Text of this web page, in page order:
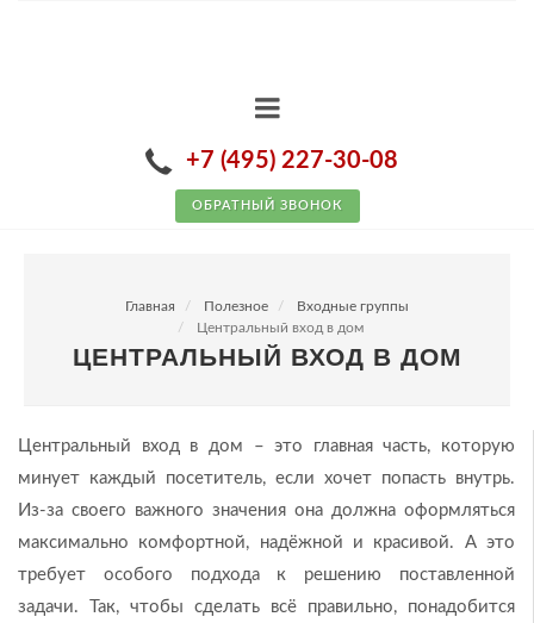
+7 (495) 227-30-08
ОБРАТНЫЙ ЗВОНОК
Главная Полезное
Входные группы
Центральный вход в дом
ЦЕНТРАЛЬНЫЙ ВХОД В ДОМ
Центральный вход в дом – это главная часть, которую
минует каждый посетитель, если хочет попасть внутрь.
Из-за своего важного значения она должна оформляться
максимально комфортной, надёжной и красивой. А это
требует особого подхода к решению поставленной
задачи. Так, чтобы сделать всё правильно, понадобится